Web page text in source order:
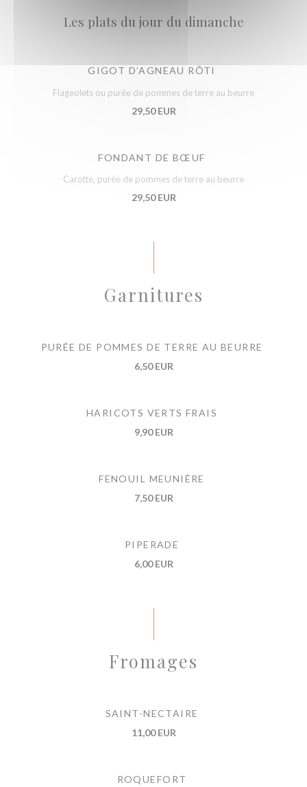
Les plats du jour du dimanche
GIGOT D’AGNEAU RÔTI
Flageolets ou purée de pommes de terre au beurre
29,50 EUR
FONDANT DE BŒUF
Carotte, purée de pommes de terre au beurre
29,50 EUR
Garnitures
PURÉE DE POMMES DE TERRE AU BEURRE
6,50 EUR
HARICOTS VERTS FRAIS
9,90 EUR
FENOUIL MEUNIÈRE
7,50 EUR
PIPERADE
6,00 EUR
Fromages
SAINT-NECTAIRE
11,00 EUR
ROQUEFORT